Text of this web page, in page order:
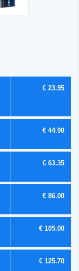
€ 23.95
€ 44.90
€ 63.35
€ 86.00
€ 105.00
€ 125.70